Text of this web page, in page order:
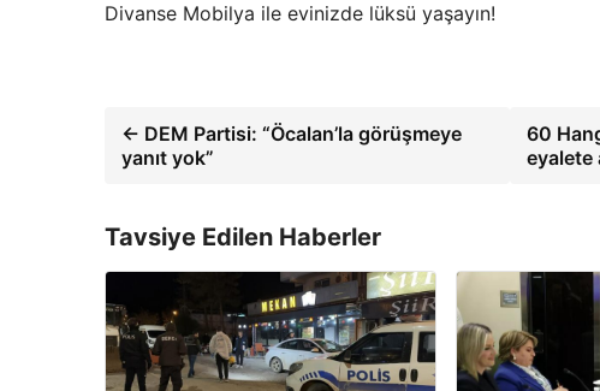
Divanse Mobilya ile evinizde lüksü yaşayın!
← DEM Partisi: “Öcalan’la görüşmeye
yanıt yok”
60
Tavsiye Edilen Haberler